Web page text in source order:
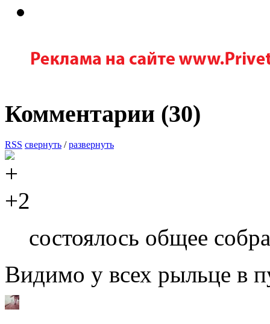
Комментарии (30)
RSS свернуть /развернуть
+2
состоялось общее
Видимо у всех рыльце в